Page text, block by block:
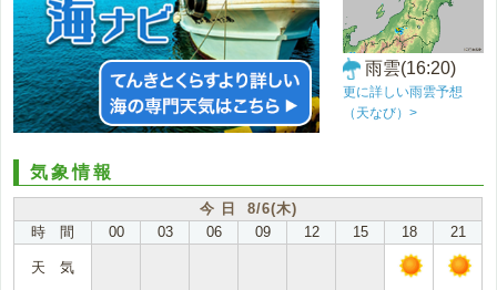
雨雲(16:20)
更に詳しい雨雲予想
（天なび）>
気象情報
今 日 8/6(木)
時 間
00 03 06 09 12 15 18 21
天 気